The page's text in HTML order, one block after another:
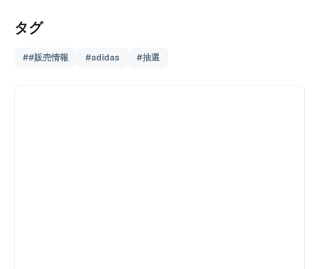
タグ
##販売情報 #adidas #抽選